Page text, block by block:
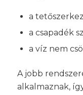
a
a csapadék
a víz nem
A jobb
alkalmaznak,